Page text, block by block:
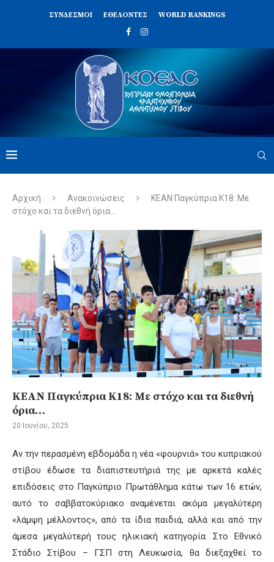
ΣΥΝΔΈΣΜΟΙ ΕΘΕΛΟΝΤΈΣ WORLD RANKINGS
Αρχική Ανακοινώσεις
ΚΕΑΝ Παγκύπρια Κ18: Με
στόχο και τα διεθνή όρια…
ΚΕΑΝ Παγκύπρια Κ18: Με στόχο και τα διεθνή
όρια…
20 Ιουνίου, 2025
Αν την περασμένη εβδομάδα η νέα «φουρνιά» του κυπριακού
στίβου έδωσε τα διαπιστευτήριά της με αρκετά καλές
επιδόσεις στο Παγκύπριο Πρωτάθλημα κάτω των 16 ετών,
αυτό το σαββατοκύριακο αναμένεται ακόμα μεγαλύτερη
«λάμψη μέλλοντος», από τα ίδια παιδιά, αλλά και από την
άμεσα μεγαλύτερή τους ηλικιακή κατηγορία. Στο Εθνικό
Στάδιο Στίβου – ΓΣΠ στη Λευκωσία, θα διεξαχθεί το